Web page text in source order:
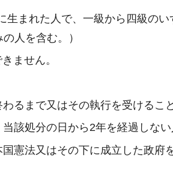
まれた人で、一級から四級の
人を含む。）
ません。
るまで又はその執行を受けるこ
該処分の日から2年を経過しない
憲法又はその下に成立した政